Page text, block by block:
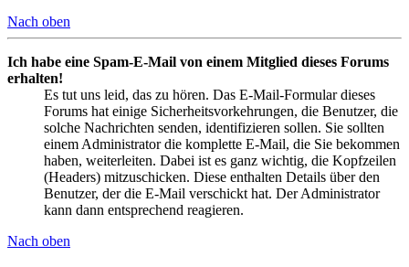
Nach oben
Ich habe eine Spam-E-Mail von einem Mitglied dieses Forums
erhalten!
Es tut uns leid, das zu hören. Das E-Mail-Formular dieses
Forums hat einige Sicherheitsvorkehrungen, die Benutzer, die
solche Nachrichten senden, identifizieren sollen. Sie sollten
einem Administrator die komplette E-Mail, die Sie bekommen
haben, weiterleiten. Dabei ist es ganz wichtig, die Kopfzeilen
(Headers) mitzuschicken. Diese enthalten Details über den
Benutzer, der die E-Mail verschickt hat. Der Administrator
kann dann entsprechend reagieren.
Nach oben